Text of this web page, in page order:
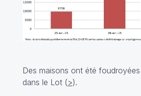
Des maisons ont été
dans le Lot (>).